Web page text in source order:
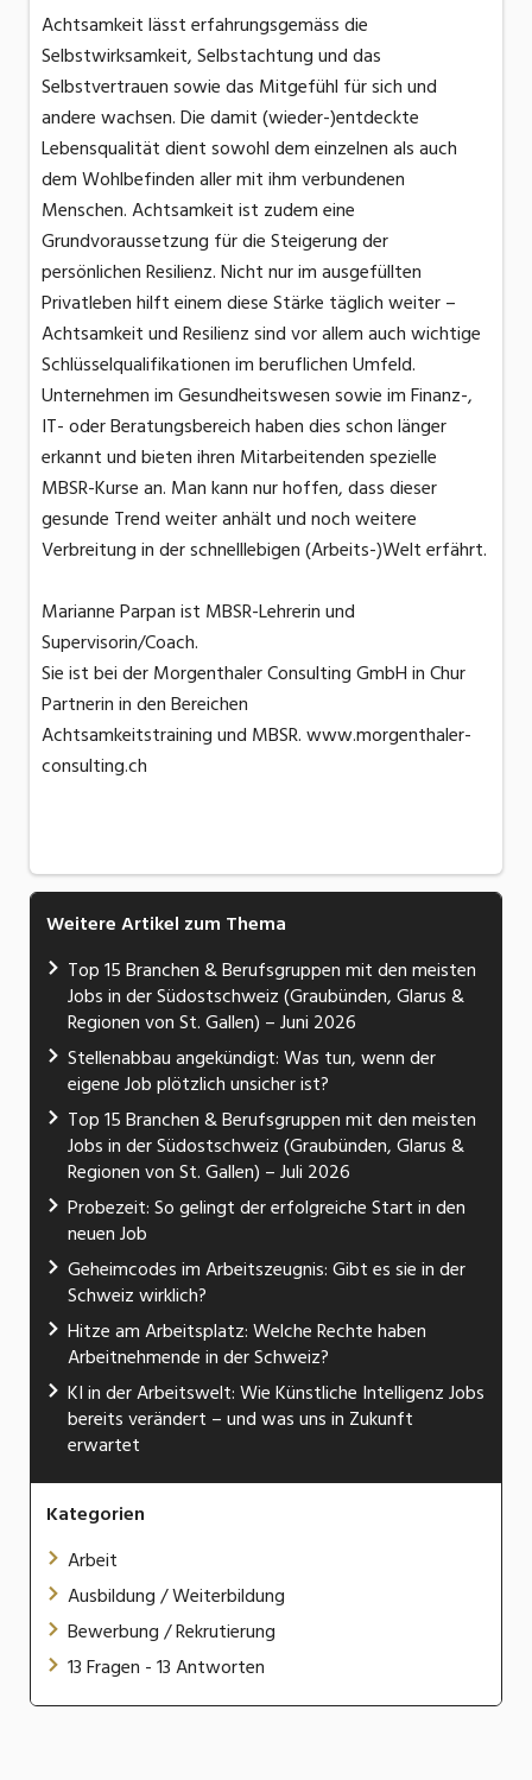
Achtsamkeit lässt erfahrungsgemäss die
Selbstwirksamkeit, Selbstachtung und das
Selbstvertrauen sowie das Mitgefühl für sich und
andere wachsen. Die damit (wieder-)entdeckte
Lebensqualität dient sowohl dem einzelnen als auch
dem Wohlbefinden aller mit ihm verbundenen
Menschen. Achtsamkeit ist zudem eine
Grundvoraussetzung für die Steigerung der
persönlichen Resilienz. Nicht nur im ausgefüllten
Privatleben hilft einem diese Stärke täglich weiter –
Achtsamkeit und Resilienz sind vor allem auch wichtige
Schlüsselqualifikationen im beruflichen Umfeld.
Unternehmen im Gesundheitswesen sowie im Finanz-,
IT- oder Beratungsbereich haben dies schon länger
erkannt und bieten ihren Mitarbeitenden spezielle
MBSR-Kurse an. Man kann nur hoffen, dass dieser
gesunde Trend weiter anhält und noch weitere
Verbreitung in der schnelllebigen (Arbeits-)Welt erfährt.
Marianne Parpan ist MBSR-Lehrerin und
Supervisorin/Coach.
Sie ist bei der Morgenthaler Consulting GmbH in Chur
Partnerin in den Bereichen
Achtsamkeitstraining und MBSR. www.morgenthaler-
consulting.ch
Weitere Artikel zum Thema
Top 15 Branchen & Berufsgruppen mit den meisten
Jobs in der Südostschweiz (Graubünden, Glarus &
Regionen von St. Gallen) – Juni 2026
Stellenabbau angekündigt: Was tun, wenn der
eigene Job plötzlich unsicher ist?
Top 15 Branchen & Berufsgruppen mit den meisten
Jobs in der Südostschweiz (Graubünden, Glarus &
Regionen von St. Gallen) – Juli 2026
Probezeit: So gelingt der erfolgreiche Start in den
neuen Job
Geheimcodes im Arbeitszeugnis: Gibt es sie in der
Schweiz wirklich?
Hitze am Arbeitsplatz: Welche Rechte haben
Arbeitnehmende in der Schweiz?
KI in der Arbeitswelt: Wie Künstliche Intelligenz Jobs
bereits verändert – und was uns in Zukunft
erwartet
Kategorien
Arbeit
Ausbildung / Weiterbildung
Bewerbung / Rekrutierung
13 Fragen - 13 Antworten